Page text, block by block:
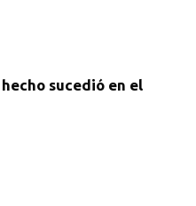
sucedió en el